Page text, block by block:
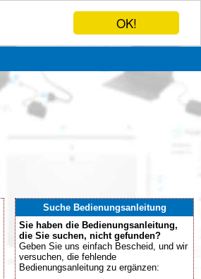
OK!
Suche Bedienungsanleitung
Sie haben die Bedienungsanleitung,
die Sie suchen, nicht gefunden?
Geben Sie uns einfach Bescheid, und wir
versuchen, die fehlende
Bedienungsanleitung zu ergänzen: